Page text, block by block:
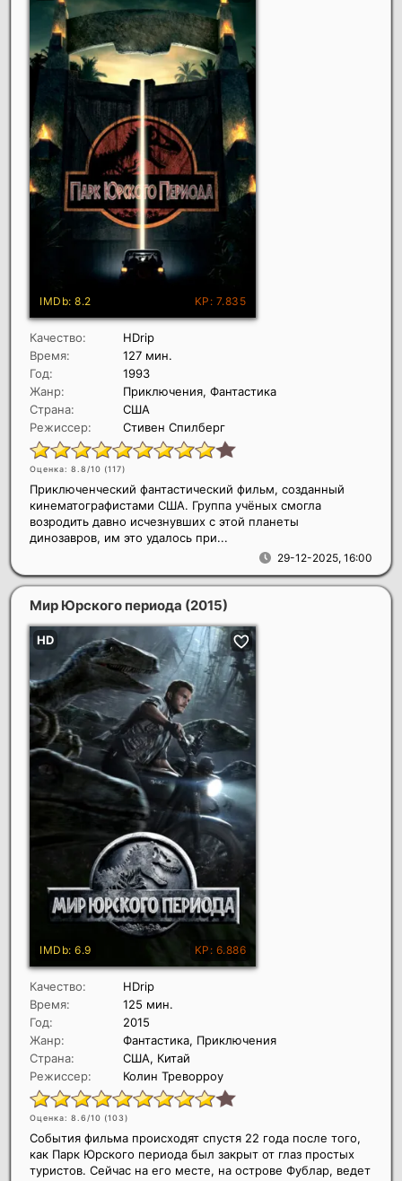
Качество:
HDrip
Время:
127 мин.
Год:
1993
Жанр:
Приключения, Фантастика
Страна:
США
Режиссер:
Стивен Спилберг
Оценка: 8.8/10 (117)
29-12-2025, 16:00
Приключенческий фантастический фильм, созданный
кинематографистами США. Группа учёных смогла
возродить давно исчезнувших с этой планеты
динозавров, им это удалось при...
Мир Юрского периода (2015)
Качество:
HDrip
Время:
125 мин.
Год:
2015
Жанр:
Фантастика, Приключения
Страна:
США, Китай
Режиссер:
Колин Треворроу
Оценка: 8.6/10 (103)
События фильма происходят спустя 22 года после того,
как Парк Юрского периода был закрыт от глаз простых
туристов. Сейчас на его месте, на острове Фублар, ведет